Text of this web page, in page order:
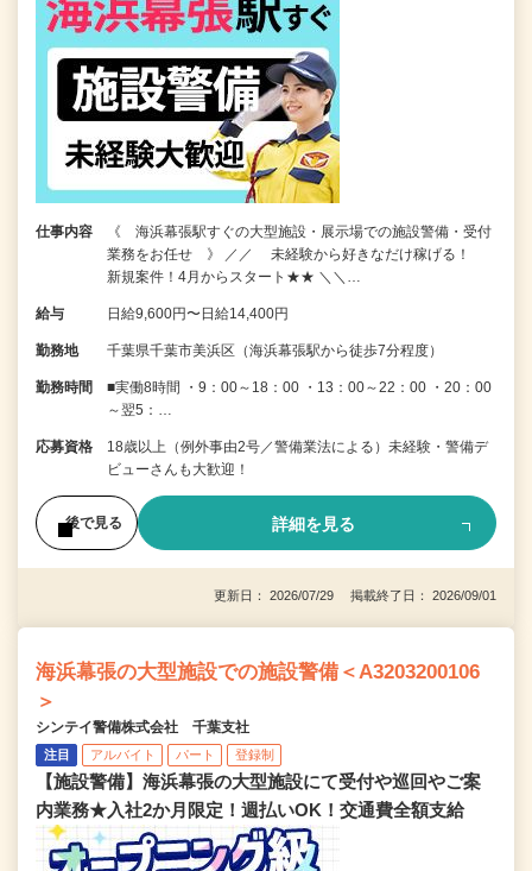
仕事内容
《 海浜幕張駅すぐの大型施設・展示場での施設警備・受付
業務をお任せ 》 ／／ 未経験から好きなだけ稼げる！
新規案件！4月からスタート★★ ＼＼…
給与 日給9,600円〜日給14,400円
勤務地 千葉県千葉市美浜区（海浜幕張駅から徒歩7分程度）
勤務時間
■実働8時間 ・9：00～18：00 ・13：00～22：00 ・20：00
～翌5：…
応募資格
18歳以上（例外事由2号／警備業法による）未経験・警備デ
ビューさんも大歓迎！
後で見る 詳細を見る
更新日： 2026/07/29 掲載終了日： 2026/09/01
海浜幕張の大型施設での施設警備＜A3203200106
＞
シンテイ警備株式会社 千葉支社
注目 アルバイト パート 登録制
【施設警備】海浜幕張の大型施設にて受付や巡回やご案
内業務★入社2か月限定！週払いOK！交通費全額支給